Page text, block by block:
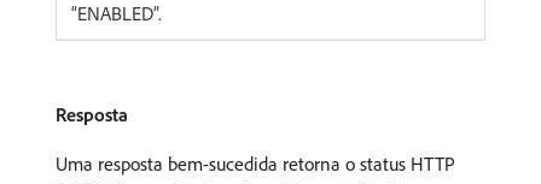
“ENABLED”.
Resposta
Uma resposta bem-sucedida retorna o status HTTP